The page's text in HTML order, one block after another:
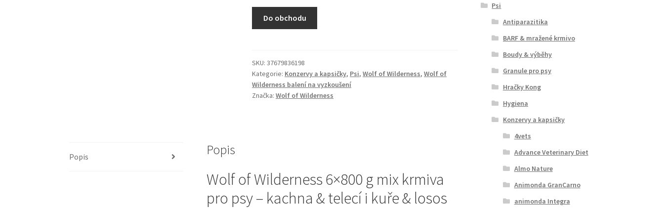
Do obchodu
SKU:37679836198
Kategorie: Konzervy a kapsičky, Psi,Wolf of Wilderness,Wolf of
Wilderness balení na vyzkoušení
Značka:Wolf of Wilderness
Popis Popis
Wolf of Wilderness 6×800 g mix krmiva
pro psy – kachna & telecí i kuře & losos
Psi
Antiparazitika
BARF & mražené krmivo
Boudy & výběhy
Granule pro psy
Hračky Kong
Hygiena
Konzervy a kapsičky
4vets
Advance Veterinary Diet
Almo Nature
Animonda GranCarno
animonda Integra